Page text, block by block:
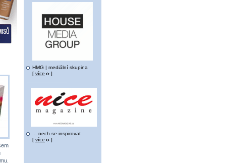
HMG | mediální skupina
[ více ]
... nech se inspirovat
[ více ]